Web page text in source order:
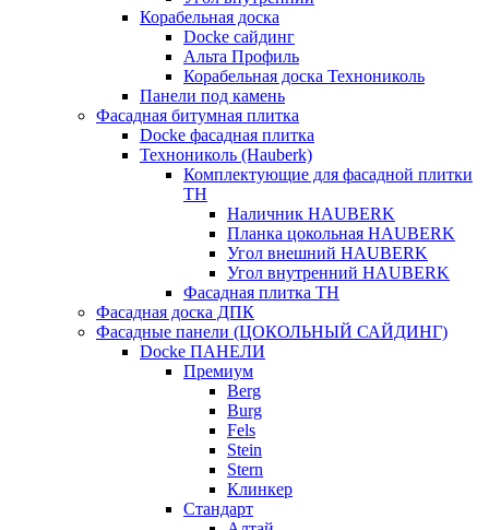
Корабельная доска
Docke сайдинг
Альта Профиль
Корабельная доска Технониколь
Панели под камень
Фасадная битумная плитка
Docke фасадная плитка
Технониколь (Hauberk)
Комплектующие для фасадной плитки
ТН
Наличник HAUBERK
Планка цокольная HAUBERK
Угол внешний HAUBERK
Угол внутренний HAUBERK
Фасадная плитка ТН
Фасадная доска ДПК
Фасадные панели (ЦОКОЛЬНЫЙ САЙДИНГ)
Docke ПАНЕЛИ
Премиум
Berg
Burg
Fels
Stein
Stern
Клинкер
Стандарт